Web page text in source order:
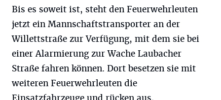
Bis es soweit ist, steht den Feuerwehrleuten
jetzt ein Mannschaftstransporter an der
Willettstraße zur Verfügung, mit dem sie bei
einer Alarmierung zur Wache Laubacher
Straße fahren können. Dort besetzen sie mit
weiteren Feuerwehrleuten die